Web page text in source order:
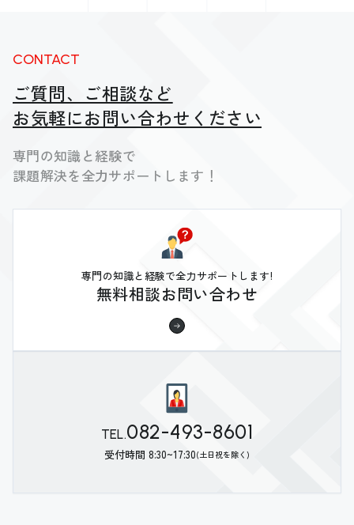
CONTACT
ご質問、ご相談など
お気軽にお問い合わせください
専門の知識と経験で
課題解決を全力サポートします！
TEL.082-493-8601
受付時間 8:30~17:30(土日祝を除く)
専門の知識と経験で全力サポートします!
無料相談お問い合わせ